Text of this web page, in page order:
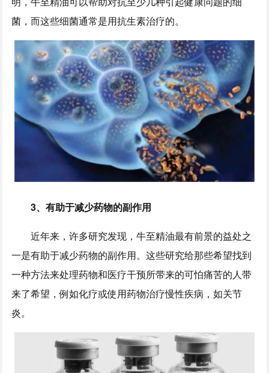
菌，而这些细菌通常是用抗生素治疗的。
3、有助于减少药物的副作用
近年来，许多研究发现，牛至精油最有前景的益处之
一是有助于减少药物的副作用。这些研究给那些希望找到
一种方法来处理药物和医疗干预所带来的可怕痛苦的人带
来了希望，例如化疗或使用药物治疗慢性疾病，如关节
炎。